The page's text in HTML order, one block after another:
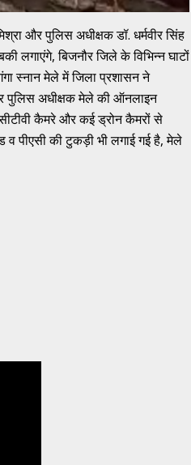
और पुलिस अधीक्षक डॉ. धर्मवीर सिंह
लगाएंगे, बिजनौर जिले के विभिन्न घाटों
स्नान मेले में जिला प्रशासन ने
पुलिस अधीक्षक मेले की ऑनलाइन
कैमरे और कई ड्रोन कैमरों से
व पीएसी की टुकड़ी भी लगाई गई है, मेले